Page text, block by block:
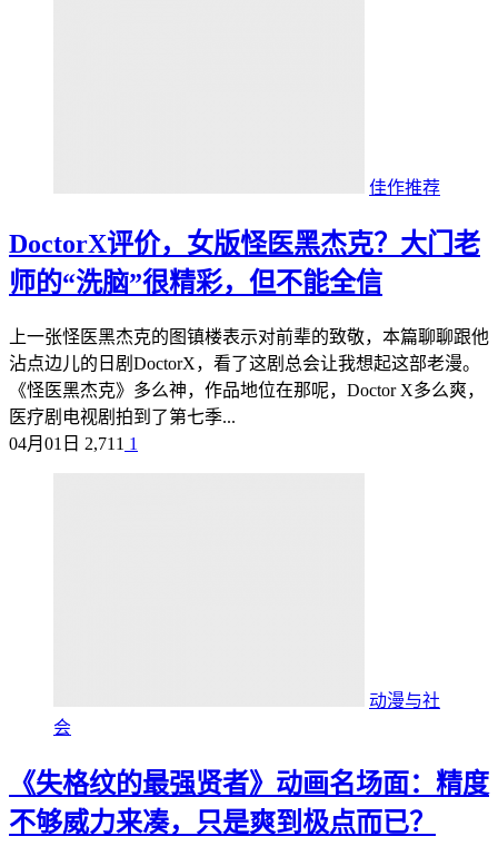
佳作推荐
DoctorX评价，女版怪医黑杰克？大门老
师的“洗脑”很精彩，但不能全信
上一张怪医黑杰克的图镇楼表示对前辈的致敬，本篇聊聊跟他
沾点边儿的日剧DoctorX，看了这剧总会让我想起这部老漫。
《怪医黑杰克》多么神，作品地位在那呢，Doctor X多么爽，
医疗剧电视剧拍到了第七季...
04月01日 2,711 1
动漫与社
会
《失格纹的最强贤者》动画名场面：精度
不够威力来凑，只是爽到极点而已？